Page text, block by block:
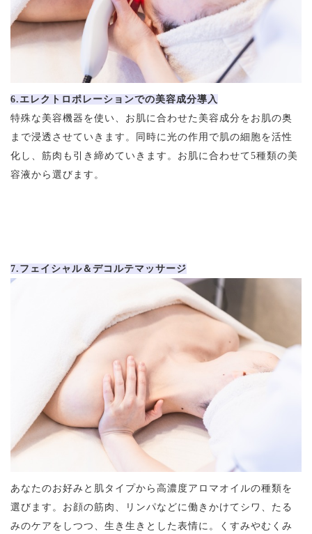
6.エレクトロポレーションでの美容成分導入
特殊な美容機器を使い、お肌に合わせた美容成分をお肌の奥
まで浸透させていきます。同時に光の作用で肌の細胞を活性
化し、筋肉も引き締めていきます。お肌に合わせて5種類の美
容液から選びます。
7.フェイシャル＆デコルテマッサージ
あなたのお好みと肌タイプから高濃度アロマオイルの種類を
選びます。お顔の筋肉、リンパなどに働きかけてシワ、たる
みのケアをしつつ、生き生きとした表情に。くすみやむくみ